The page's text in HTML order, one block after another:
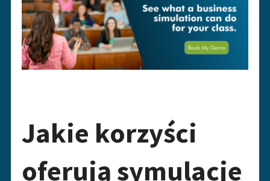
Jakie korzyści
oferują symulacje